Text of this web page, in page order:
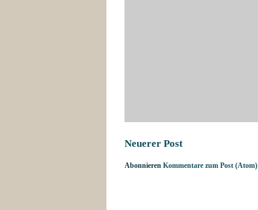
Neuerer Post
Abonnieren Kommentare zum Post (Atom)